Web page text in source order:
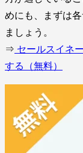
めにも、まずは
ましょう。
⇒ セールスイネ
する（無料）